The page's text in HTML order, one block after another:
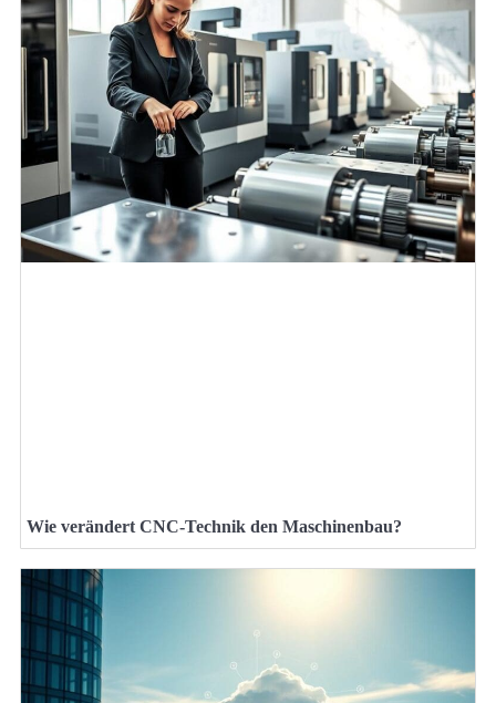
Wie verändert CNC-Technik den Maschinenbau?